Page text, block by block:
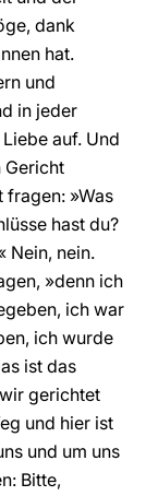
dank
hat.
und
in jeder
auf. Und
Gericht
»Was
hast du?
Nein, nein.
»denn ich
ich war
ich wurde
ist das
gerichtet
und hier ist
und um uns
Bitte,